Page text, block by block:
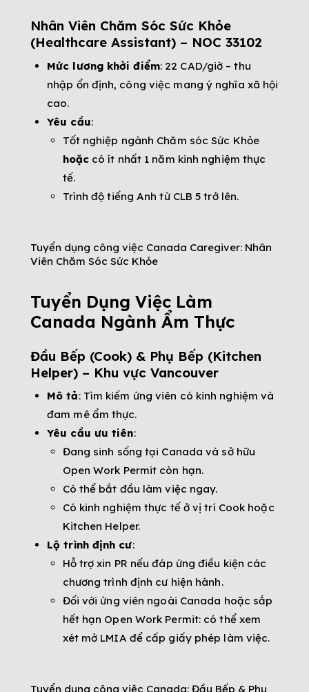
Nhân Viên Chăm Sóc Sức Khỏe
(Healthcare Assistant) – NOC 33102
Mức lương khởi điểm: 22 CAD/giờ – thu
nhập ổn định, công việc mang ý nghĩa xã hội
cao.
Yêu cầu:
Tốt nghiệp ngành Chăm sóc Sức Khỏe
hoặccó ít nhất 1 năm kinh nghiệm thực
tế.
Trình độ tiếng Anh từ CLB 5 trở lên.
Tuyển dụng công việc Canada Caregiver: Nhân
Viên Chăm Sóc Sức Khỏe
Tuyển Dụng Việc Làm
Canada Ngành Ẩm Thực
Đầu Bếp (Cook) & Phụ Bếp (Kitchen
Helper) – Khu vực Vancouver
Mô tả: Tìm kiếm ứng viên có kinh nghiệm và
đam mê ẩm thực.
Yêu cầu ưu tiên:
Đang sinh sống tại Canada và sở hữu
Open Work Permit còn hạn.
Có thể bắt đầu làm việc ngay.
Có kinh nghiệm thực tế ở vị trí Cook hoặc
Kitchen Helper.
Lộ trình định cư:
Hỗ trợ xin PR nếu đáp ứng điều kiện các
chương trình định cư hiện hành.
Đối với ứng viên ngoài Canada hoặc sắp
hết hạn Open Work Permit: có thể xem
xét mở LMIA để cấp giấy phép làm việc.
Tuyển dụng công việc Canada: Đầu Bếp & Phụ